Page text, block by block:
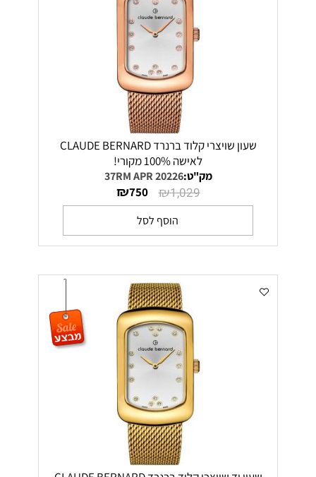
שעון שויצרי קלוד ברנרד CLAUDE BERNARD
לאישה 100% מקורי!
מק"ט:20226 37RM APR
₪1,029
₪750
הוסף לסל